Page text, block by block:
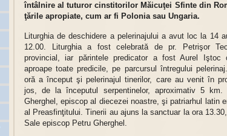
întâlnire al tuturor cinstitorilor Măicuţei Sfinte din
ţările apropiate, cum ar fi Polonia sau Ungaria.
Liturghia de deschidere a pelerinajului a avut loc la 14
12.00. Liturghia a fost celebrată de pr. Petrişor
provincial, iar părintele predicator a fost Aurel Iştoc
aproape toate predicile, pe parcursul întregului
oră a început şi pelerinajul tinerilor, care au venit în
jos, de la începutul serpentinelor, aproximativ 5
Gherghel, episcop al diecezei noastre, şi patriarhul latin
al Preasfinţitului. Tinerii au ajuns la sanctuar la ora
Sale episcop Petru Gherghel.